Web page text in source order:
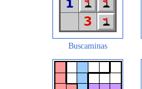
Buscaminas